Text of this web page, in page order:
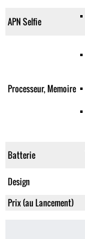
APN Selfie
Processeur, Memoire
Batterie
Design
Prix (au Lancement)